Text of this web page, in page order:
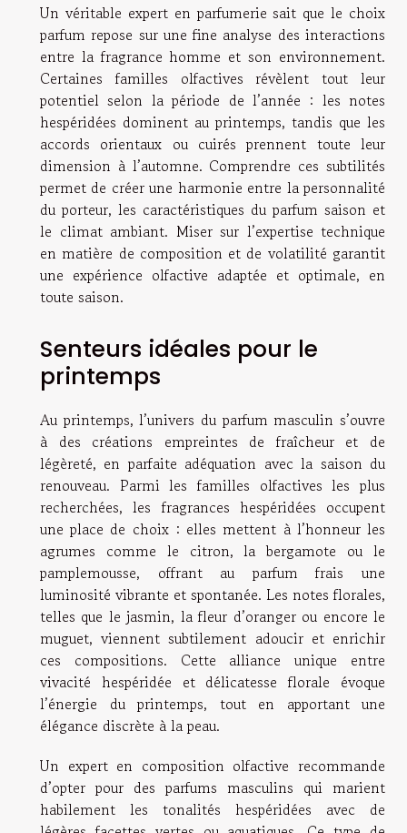
Un véritable expert en parfumerie sait que le choix
parfum repose sur une fine analyse des interactions
entre la fragrance homme et son environnement.
Certaines familles olfactives révèlent tout leur
potentiel selon la période de l’année : les notes
hespéridées dominent au printemps, tandis que les
accords orientaux ou cuirés prennent toute leur
dimension à l’automne. Comprendre ces subtilités
permet de créer une harmonie entre la personnalité
du porteur, les caractéristiques du parfum saison et
le climat ambiant. Miser sur l’expertise technique
en matière de composition et de volatilité garantit
une expérience olfactive adaptée et optimale, en
toute saison.
Senteurs idéales pour le
printemps
Au printemps, l’univers du parfum masculin s’ouvre
à des créations empreintes de fraîcheur et de
légèreté, en parfaite adéquation avec la saison du
renouveau. Parmi les familles olfactives les plus
recherchées, les fragrances hespéridées occupent
une place de choix : elles mettent à l’honneur les
agrumes comme le citron, la bergamote ou le
pamplemousse, offrant au parfum frais une
luminosité vibrante et spontanée. Les notes florales,
telles que le jasmin, la fleur d’oranger ou encore le
muguet, viennent subtilement adoucir et enrichir
ces compositions. Cette alliance unique entre
vivacité hespéridée et délicatesse florale évoque
l’énergie du printemps, tout en apportant une
élégance discrète à la peau.
Un expert en composition olfactive recommande
d’opter pour des parfums masculins qui marient
habilement les tonalités hespéridées avec de